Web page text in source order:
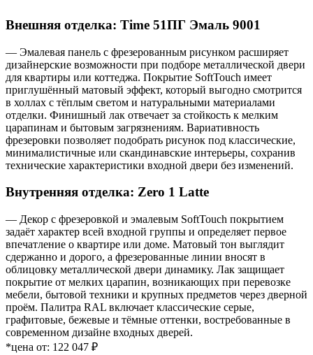
Внешняя отделка: Time 51ПГ Эмаль 9001
— Эмалевая панель с фрезерованным рисунком расширяет
дизайнерские возможности при подборе металлической двери
для квартиры или коттеджа. Покрытие SoftTouch имеет
приглушённый матовый эффект, который выгодно смотрится
в холлах с тёплым светом и натуральными материалами
отделки. Финишный лак отвечает за стойкость к мелким
царапинам и бытовым загрязнениям. Вариативность
фрезеровки позволяет подобрать рисунок под классические,
минималистичные или скандинавские интерьеры, сохранив
технические характеристики входной двери без изменений.
Внутренняя отделка: Zero 1 Latte
— Декор с фрезеровкой и эмалевым SoftTouch покрытием
задаёт характер всей входной группы и определяет первое
впечатление о квартире или доме. Матовый тон выглядит
сдержанно и дорого, а фрезерованные линии вносят в
облицовку металлической двери динамику. Лак защищает
покрытие от мелких царапин, возникающих при перевозке
мебели, бытовой техники и крупных предметов через дверной
проём. Палитра RAL включает классические серые,
графитовые, бежевые и тёмные оттенки, востребованные в
современном дизайне входных дверей.
*цена от: 122 047 ₽